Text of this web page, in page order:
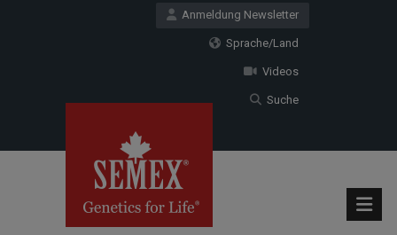
Anmeldung Newsletter
Sprache/Land
Videos
Suche